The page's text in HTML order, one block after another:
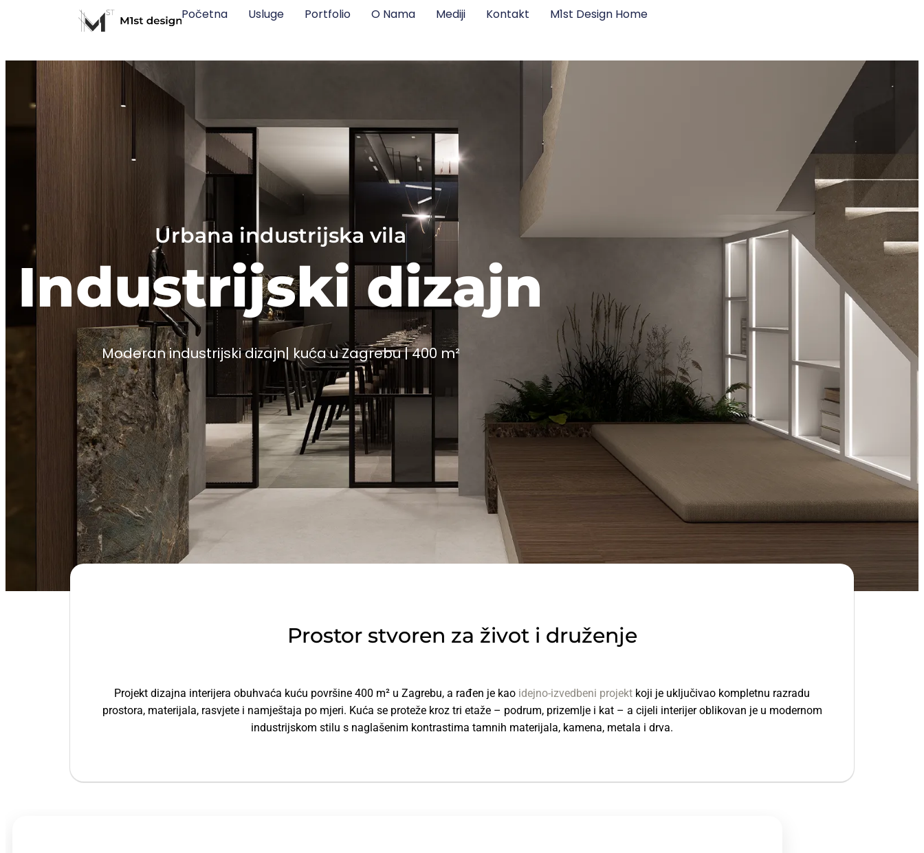
Početna Usluge Portfolio O Nama Mediji Kontakt M1st Design Home
Urbana industrijska vila
Industrijski dizajn
Moderan industrijski dizajn| kuća u Zagrebu | 400 m²
Prostor stvoren za život i druženje
Projekt dizajna interijera obuhvaća kuću površine 400 m² u Zagrebu, a rađen je kao idejno-izvedbeni projekt koji je uključivao kompletnu razradu
prostora, materijala, rasvjete i namještaja po mjeri. Kuća se proteže kroz tri etaže – podrum, prizemlje i kat – a cijeli interijer oblikovan je u modernom
industrijskom stilu s naglašenim kontrastima tamnih materijala, kamena, metala i drva.